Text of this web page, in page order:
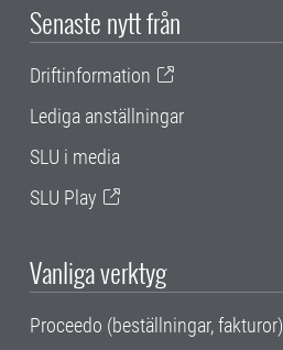
Senaste nytt från
Driftinformation
Lediga anställningar
SLU i media
SLU Play
Vanliga verktyg
Proceedo (beställningar, fakturor)